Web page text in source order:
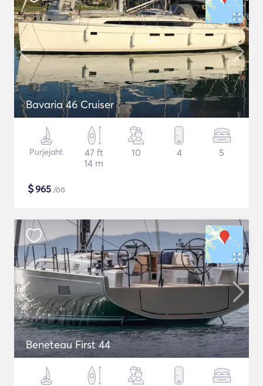
Bavaria 46 Cruiser
Purjejaht
47 ft
14 m
10 4 5
$965 /öö
Beneteau First 44